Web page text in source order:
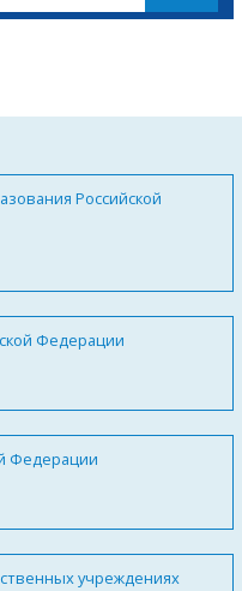
Российской
Федерации
Федерации
учреждениях